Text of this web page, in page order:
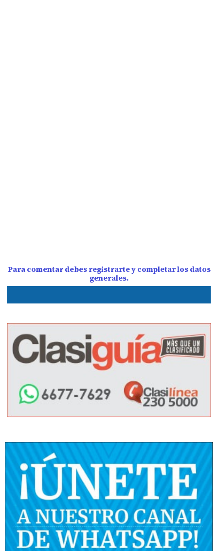
Para comentar debes registrarte y completar los datos
generales.